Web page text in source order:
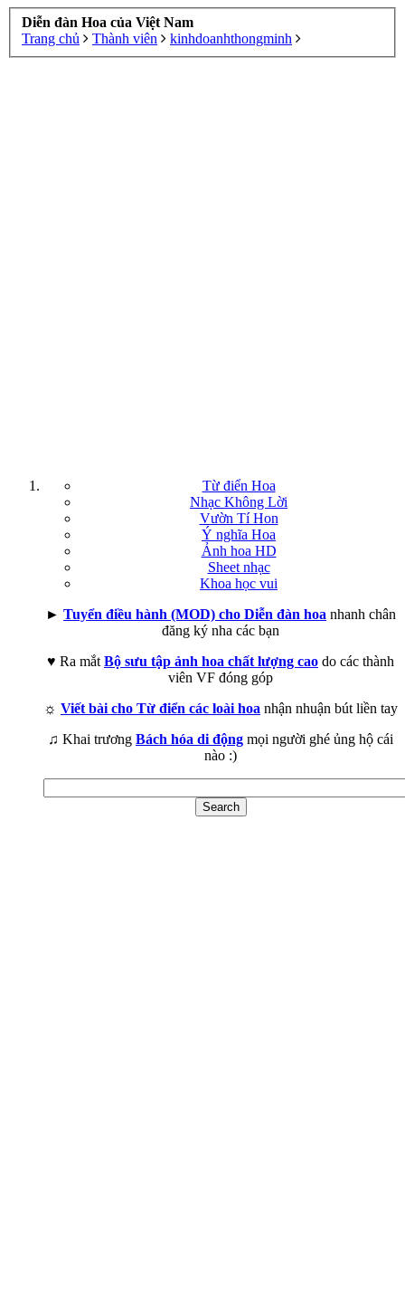
Diễn đàn Hoa của Việt Nam
Trang chủ
Thành viên kinhdoanhthongminh
Từ điển Hoa
Nhạc Không Lời
Vườn Tí Hon
Ý nghĩa Hoa
Ảnh hoa HD
Sheet nhạc
Khoa học vui
► Tuyển điều hành (MOD) cho Diễn đàn hoa nhanh chân
đăng ký nha các bạn
♥ Ra mắt Bộ sưu tập ảnh hoa chất lượng cao do các thành
viên VF đóng góp
☼ Viết bài cho Từ điển các loài hoa nhận nhuận bút liền tay
♫ Khai trương Bách hóa di động mọi người ghé ủng hộ cái
nào :)